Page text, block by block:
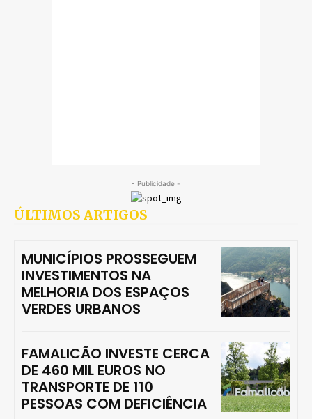
- Publicidade -
ÚLTIMOS ARTIGOS
MUNICÍPIOS PROSSEGUEM
INVESTIMENTOS NA
MELHORIA DOS ESPAÇOS
VERDES URBANOS
FAMALICÃO INVESTE CERCA
DE 460 MIL EUROS NO
TRANSPORTE DE 110
PESSOAS COM DEFICIÊNCIA